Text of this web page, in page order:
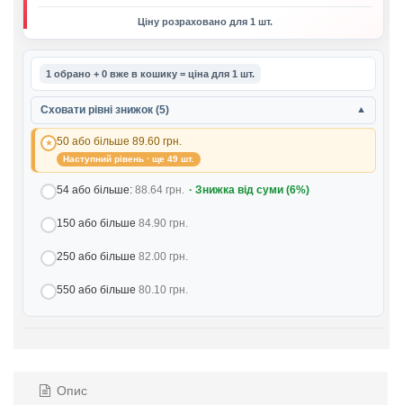
Ціну розраховано для 1 шт.
1 обрано + 0 вже в кошику = ціна для 1 шт.
Сховати рівні знижок (5) ▼
50 або більше 89.60 грн.
Наступний рівень · ще 49 шт.
54 або більше: 88.64 грн. · Знижка від суми (6%)
150 або більше 84.90 грн.
250 або більше 82.00 грн.
550 або більше 80.10 грн.
Опис